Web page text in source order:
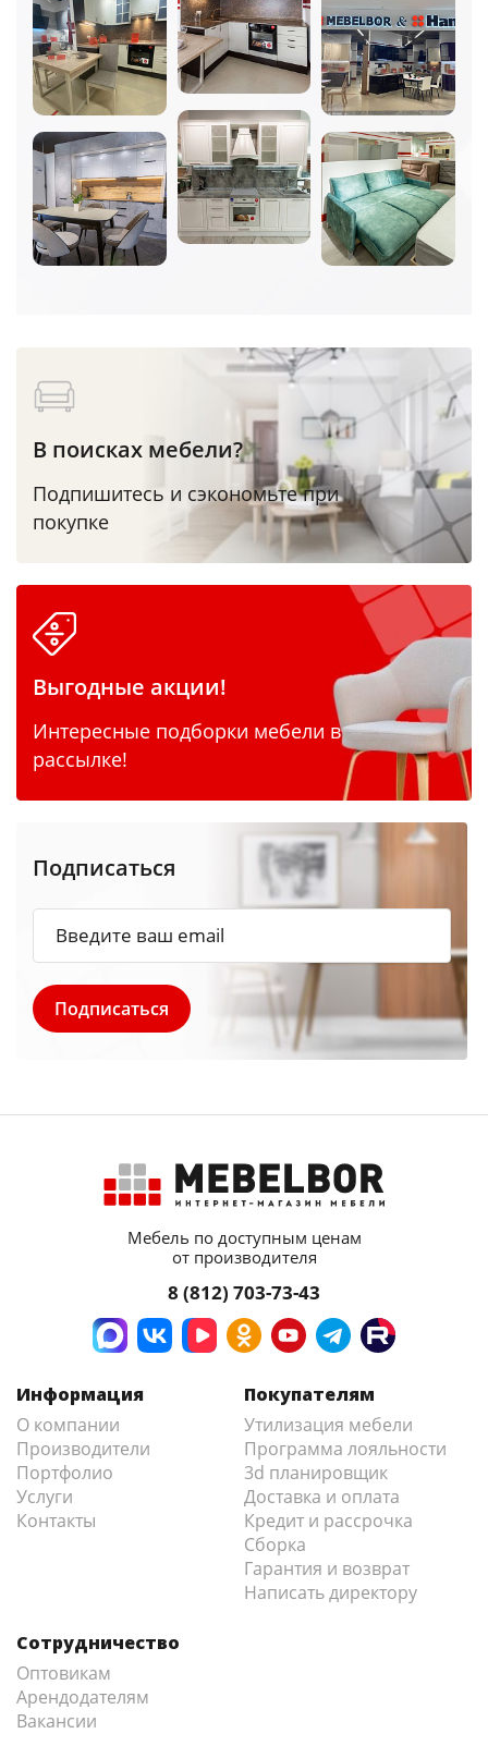
В поисках мебели?
Подпишитесь и сэкономьте при
покупке
Выгодные акции!
Интересные подборки мебели в
рассылке!
Подписаться
Мебель по доступным ценам
от производителя
8 (812) 703-73-43
Информация
О компании
Производители
Портфолио
Услуги
Контакты
Покупателям
Утилизация мебели
Программа лояльности
3d планировщик
Доставка и оплата
Кредит и рассрочка
Сборка
Гарантия и возврат
Написать директору
Сотрудничество
Оптовикам
Арендодателям
Вакансии